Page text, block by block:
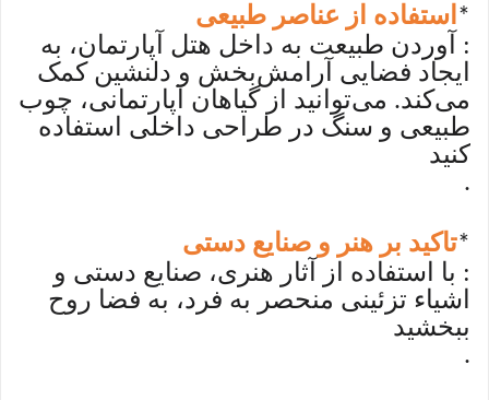
* استفاده از عناصر طبیعی
: آوردن طبیعت به داخل هتل آپارتمان، به
ایجاد فضایی آرامش‌بخش و دلنشین کمک
می‌کند. می‌توانید از گیاهان آپارتمانی، چوب
طبیعی و سنگ در طراحی داخلی استفاده
کنید
.
*تاکید بر هنر و صنایع دستی
: با استفاده از آثار هنری، صنایع دستی و
اشیاء تزئینی منحصر به فرد، به فضا روح
ببخشید
.